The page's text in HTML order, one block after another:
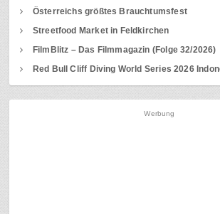
Österreichs größtes Brauchtumsfest
Streetfood Market in Feldkirchen
FilmBlitz – Das Filmmagazin (Folge 32/2026)
Red Bull Cliff Diving World Series 2026
Werbung